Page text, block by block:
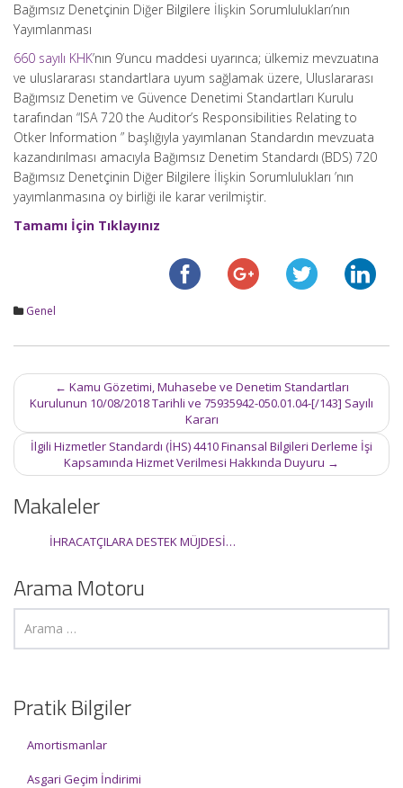
Bağımsız Denetçinin Diğer Bilgilere İlişkin Sorumlulukları’nın
Yayımlanması
660 sayılı KHK’nın 9’uncu maddesi uyarınca; ülkemiz mevzuatına
ve uluslararası standartlara uyum sağlamak üzere, Uluslararası
Bağımsız Denetim ve Güvence Denetimi Standartları Kurulu
tarafından “ISA 720 the Auditor’s Responsibilities Relating to
Otker Information ” başlığıyla yayımlanan Standardın mevzuata
kazandırılması amacıyla Bağımsız Denetim Standardı (BDS) 720
Bağımsız Denetçinin Diğer Bilgilere İlişkin Sorumlulukları ’nın
yayımlanmasına oy birliği ile karar verilmiştir.
Tamamı İçin Tıklayınız
Genel
Post
navigation
← Kamu Gözetimi, Muhasebe ve Denetim Standartları
Kurulunun 10/08/2018 Tarihli ve 75935942-050.01.04-[/143] Sayılı
Kararı
İlgili Hizmetler Standardı (İHS) 4410 Finansal Bilgileri Derleme İşi
Kapsamında Hizmet Verilmesi Hakkında Duyuru →
Makaleler
İHRACATÇILARA DESTEK MÜJDESİ…
Arama Motoru
Pratik Bilgiler
Amortismanlar
Asgari Geçim İndirimi